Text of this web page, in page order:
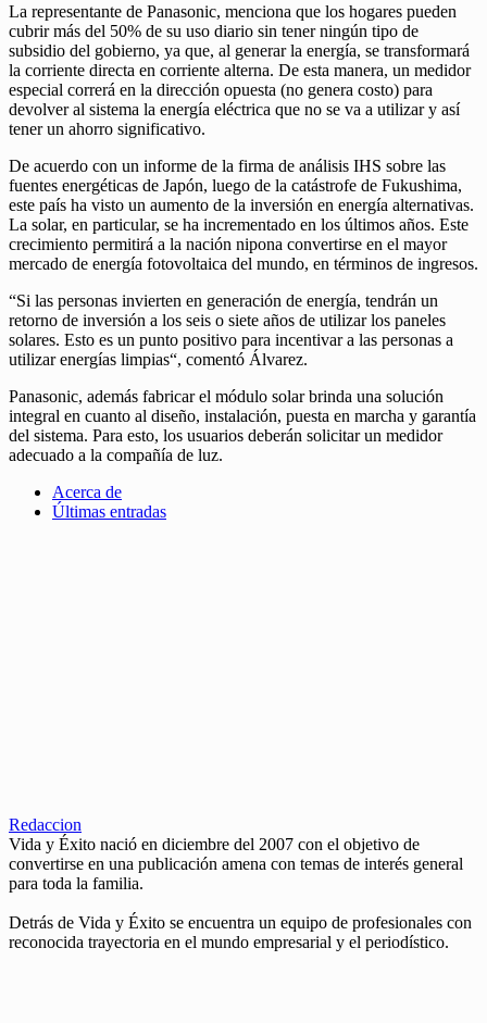
La representante de Panasonic, menciona que los hogares pueden
cubrir más del 50% de su uso diario sin tener ningún tipo de
subsidio del gobierno, ya que, al generar la energía, se transformará
la corriente directa en corriente alterna. De esta manera, un medidor
especial correrá en la dirección opuesta (no genera costo) para
devolver al sistema la energía eléctrica que no se va a utilizar y así
tener un ahorro significativo.
De acuerdo con un informe de la firma de análisis IHS sobre las
fuentes energéticas de Japón, luego de la catástrofe de Fukushima,
este país ha visto un aumento de la inversión en energía alternativas.
La solar, en particular, se ha incrementado en los últimos años. Este
crecimiento permitirá a la nación nipona convertirse en el mayor
mercado de energía fotovoltaica del mundo, en términos de ingresos.
“Si las personas invierten en generación de energía, tendrán un
retorno de inversión a los seis o siete años de utilizar los paneles
solares. Esto es un punto positivo para incentivar a las personas a
utilizar energías limpias“, comentó Álvarez.
Panasonic, además fabricar el módulo solar brinda una solución
integral en cuanto al diseño, instalación, puesta en marcha y garantía
del sistema. Para esto, los usuarios deberán solicitar un medidor
adecuado a la compañía de luz.
Acerca de
Últimas entradas
Redaccion
Vida y Éxito nació en diciembre del 2007 con el objetivo de
convertirse en una publicación amena con temas de interés general
para toda la familia.
Detrás de Vida y Éxito se encuentra un equipo de profesionales con
reconocida trayectoria en el mundo empresarial y el periodístico.